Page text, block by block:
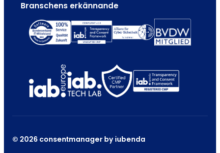
Branschens erkännande
© 2026 consentmanager by iubenda